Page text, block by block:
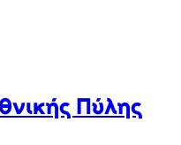
Πύλης